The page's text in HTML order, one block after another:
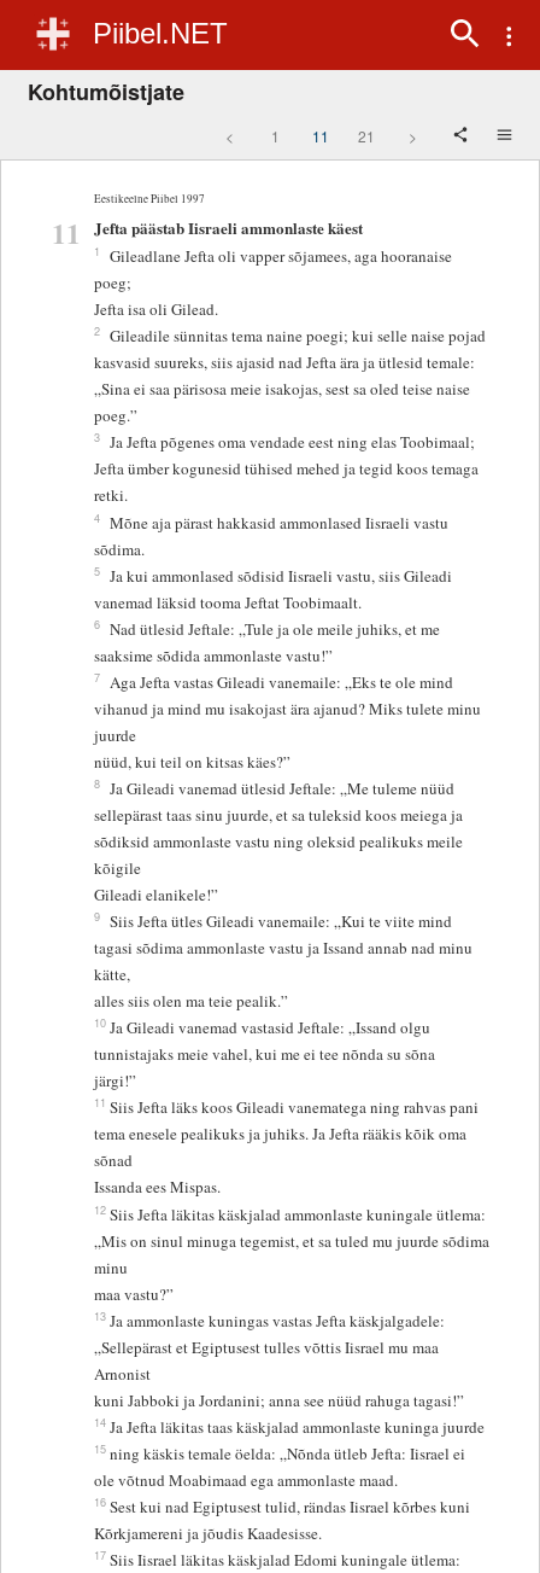
Piibel.NET
Kohtumõistjate
< 1 11 21 >
Eestikeelne Piibel 1997
11 Jefta päästab Iisraeli ammonlaste käest
1
Gileadlane Jefta oli vapper sõjamees, aga hooranaise
poeg;
Jefta isa oli Gilead.
2 Gileadile sünnitas tema naine poegi; kui selle naise pojad
kasvasid suureks, siis ajasid nad Jefta ära ja ütlesid temale:
„Sina ei saa pärisosa meie isakojas, sest sa oled teise naise
poeg.”
3 Ja Jefta põgenes oma vendade eest ning elas Toobimaal;
Jefta ümber kogunesid tühised mehed ja tegid koos temaga
retki.
4 Mõne aja pärast hakkasid ammonlased Iisraeli vastu
sõdima.
5 Ja kui ammonlased sõdisid Iisraeli vastu, siis Gileadi
vanemad läksid tooma Jeftat Toobimaalt.
6 Nad ütlesid Jeftale: „Tule ja ole meile juhiks, et me
saaksime sõdida ammonlaste vastu!”
7 Aga Jefta vastas Gileadi vanemaile: „Eks te ole mind
vihanud ja mind mu isakojast ära ajanud? Miks tulete minu
juurde
nüüd, kui teil on kitsas käes?”
8 Ja Gileadi vanemad ütlesid Jeftale: „Me tuleme nüüd
sellepärast taas sinu juurde, et sa tuleksid koos meiega ja
sõdiksid ammonlaste vastu ning oleksid pealikuks meile
kõigile
Gileadi elanikele!”
9 Siis Jefta ütles Gileadi vanemaile: „Kui te viite mind
tagasi sõdima ammonlaste vastu ja Issand annab nad minu
kätte,
alles siis olen ma teie pealik.”
10 Ja Gileadi vanemad vastasid Jeftale: „Issand olgu
tunnistajaks meie vahel, kui me ei tee nõnda su sõna
järgi!”
11 Siis Jefta läks koos Gileadi vanematega ning rahvas pani
tema enesele pealikuks ja juhiks. Ja Jefta rääkis kõik oma
sõnad
Issanda ees Mispas.
12 Siis Jefta läkitas käskjalad ammonlaste kuningale ütlema:
„Mis on sinul minuga tegemist, et sa tuled mu juurde sõdima
minu
maa vastu?”
13 Ja ammonlaste kuningas vastas Jefta käskjalgadele:
„Sellepärast et Egiptusest tulles võttis Iisrael mu maa
Arnonist
kuni Jabboki ja Jordanini; anna see nüüd rahuga tagasi!”
14 Ja Jefta läkitas taas käskjalad ammonlaste kuninga juurde
15 ning käskis temale öelda: „Nõnda ütleb Jefta: Iisrael ei
ole võtnud Moabimaad ega ammonlaste maad.
16 Sest kui nad Egiptusest tulid, rändas Iisrael kõrbes kuni
Kõrkjamereni ja jõudis Kaadesisse.
17 Siis Iisrael läkitas käskjalad Edomi kuningale ütlema: